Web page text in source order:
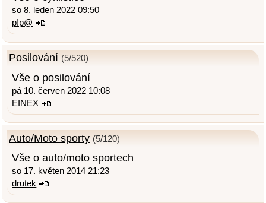
so 8. leden 2022 09:50
p!p@
Posilování (5/520)
Vše o posilování
pá 10. červen 2022 10:08
EINEX
Auto/Moto sporty (5/120)
Vše o auto/moto sportech
so 17. květen 2014 21:23
drutek